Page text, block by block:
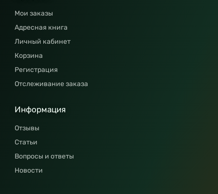
Мои заказы
Адресная книга
Личный кабинет
Корзина
Регистрация
Отслеживание заказа
Информация
Отзывы
Статьи
Вопросы и ответы
Новости